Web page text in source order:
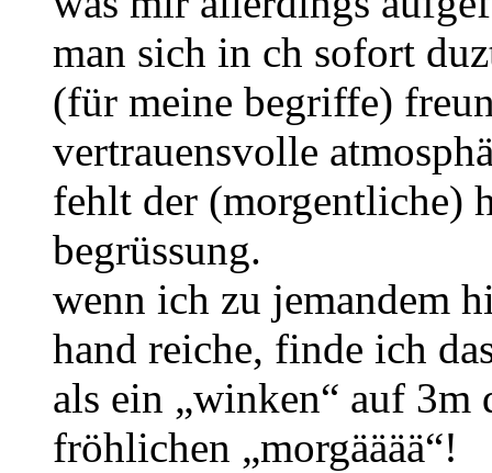
man sich in ch sofort
(für meine begriffe)
vertrauensvolle
fehlt der (morgentliche)
begrüssung.
wenn ich zu jemandem
hand reiche, finde ich
als ein „winken“ auf 3m
fröhlichen „morgääää“!